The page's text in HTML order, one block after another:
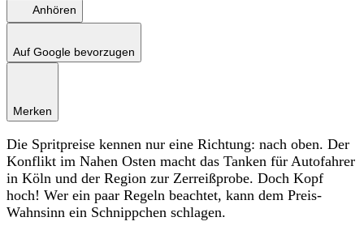
Anhören
Auf Google bevorzugen
Merken
Die Spritpreise kennen nur eine Richtung: nach oben. Der
Konflikt im Nahen Osten macht das Tanken für Autofahrer
in Köln und der Region zur Zerreißprobe. Doch Kopf
hoch! Wer ein paar Regeln beachtet, kann dem Preis-
Wahnsinn ein Schnippchen schlagen.